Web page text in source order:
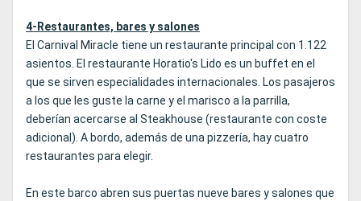
4-Restaurantes, bares y salones
El Carnival Miracle tiene un restaurante principal con 1.122
asientos. El restaurante Horatio's Lido es un buffet en el
que se sirven especialidades internacionales. Los pasajeros
a los que les guste la carne y el marisco a la parrilla,
deberían acercarse al Steakhouse (restaurante con coste
adicional). A bordo, además de una pizzería, hay cuatro
restaurantes para elegir.
En este barco abren sus puertas nueve bares y salones que